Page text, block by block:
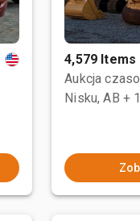
4,579 Items
Aukcja
Nisku, AB +